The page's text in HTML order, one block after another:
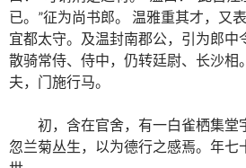
已。”征为尚书郎。 温雅重其才，又
宜都太守。及温封南郡公，引为郎中
散骑常侍、侍中，仍转廷尉、长沙相
夫，门施行马。
初，含在官舍，有一白雀栖集堂
忽兰菊丛生，以为德行之感焉。年七